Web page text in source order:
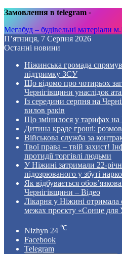
Замовлення в telegram -
Мегабуд – будівельні матеріали
П’ятниця, 7 Серпня 2026
Останні новини
Ніжинська громада
підтримку ЗСУ
Що відомо про чотирьох
Чернігівщини унаслідок
Із середини серпня на
вилов раків
Що змінилося у тарифах на
Дитина краде гроші:
Військова служба за
Твої права – твій захист!
протидії торгівлі людьми
У Ніжині затримали 22-
підозрюваного у збуті
Як відбувається
Чернігівщини – Відео
Лікарня у Ніжині отримала
межах проєкту «Сонце для
Nizhyn 24 ℃
Facebook
Telegram